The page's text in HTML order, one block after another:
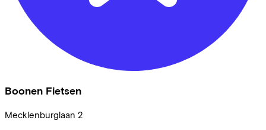
Boonen Fietsen
Mecklenburglaan 2